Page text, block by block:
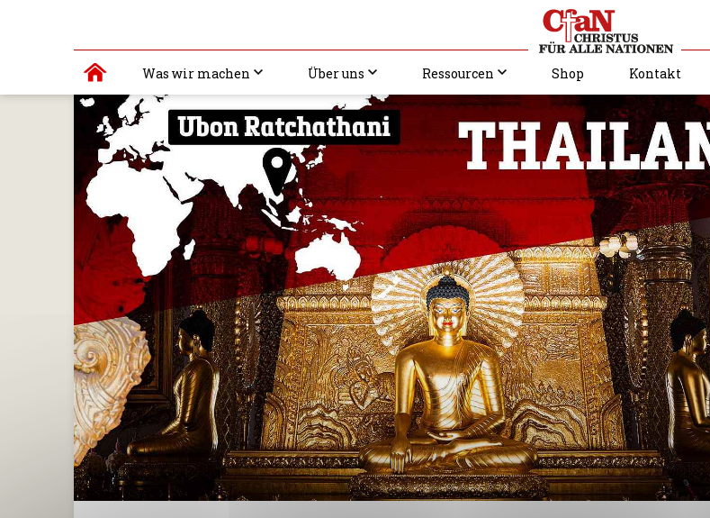
Was wir machen Über uns Ressourcen Shop Kontakt